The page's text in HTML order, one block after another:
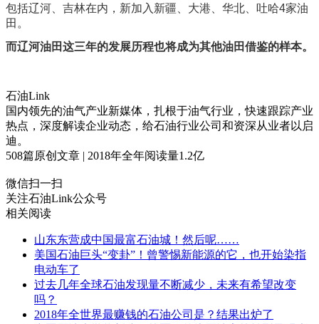
包括辽河、吉林在内，新加入新疆、大港、华北、吐哈4家油
田。
而辽河油田这三年的发展历程也将成为其他油田借鉴的样本。
石油Link
国内领先的油气产业新媒体，扎根于油气行业，快速跟踪产业
热点，深度解读企业动态，给石油行业公司和资深从业者以启
迪。
508篇原创文章 | 2018年全年阅读量1.2亿
微信扫一扫
关注石油Link公众号
相关阅读
山东东营成中国最富石油城！然后呢……
美国石油巨头“变卦”！曾警惕新能源的它，也开始染指
电动车了
过去几年全球石油发现量不断减少，未来有希望改变
吗？
2018年全世界最赚钱的石油公司是？结果出炉了